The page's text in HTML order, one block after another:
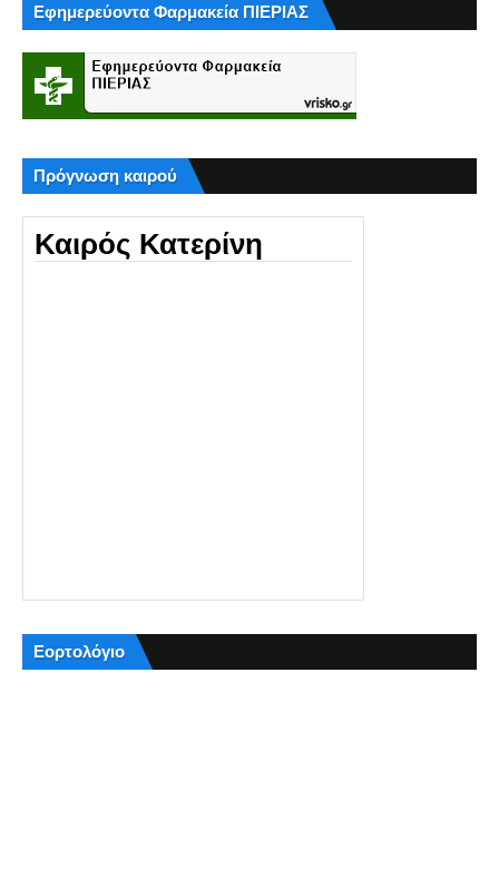
Εφημερεύοντα Φαρμακεία ΠΙΕΡΙΑΣ
Πρόγνωση καιρού
Καιρός Κατερίνη
Εορτολόγιο